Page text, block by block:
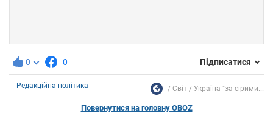
0 0 Підписатися
Редакційна політика Світ Україна "за сірими...
Повернутися на головну OBOZ